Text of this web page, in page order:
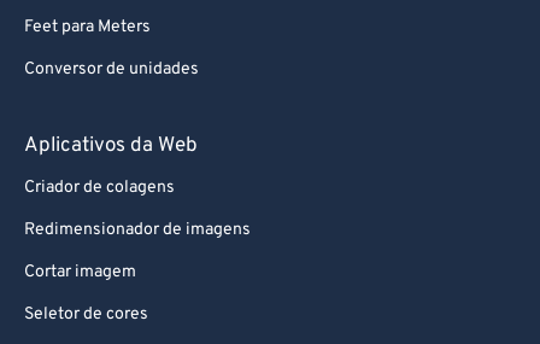
Feet para Meters
Conversor de unidades
Aplicativos da Web
Criador de colagens
Redimensionador de imagens
Cortar imagem
Seletor de cores